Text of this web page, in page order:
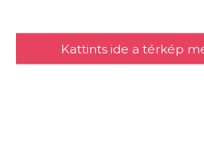
Kattints ide a térkép